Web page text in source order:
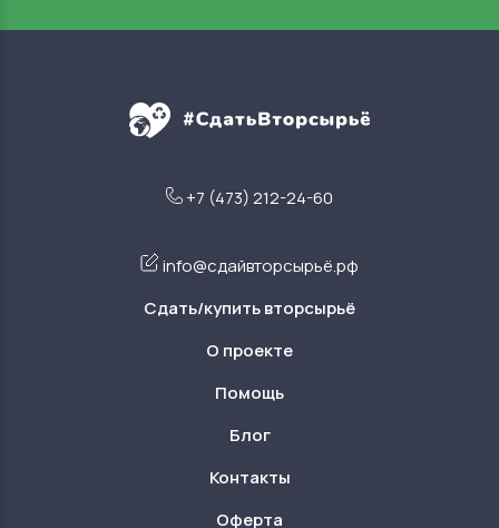
+7 (473) 212-24-60
info@сдайвторсырьё.рф
Сдать/купить вторсырьё
О проекте
Помощь
Блог
Контакты
Оферта